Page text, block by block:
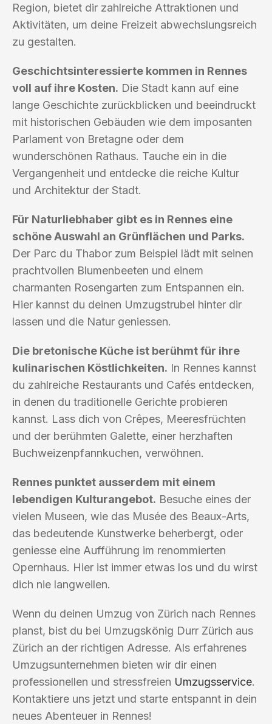
Region, bietet dir zahlreiche Attraktionen und
Aktivitäten, um deine Freizeit abwechslungsreich
zu gestalten.
Geschichtsinteressierte kommen in Rennes
voll auf ihre Kosten. Die Stadt kann auf eine
lange Geschichte zurückblicken und beeindruckt
mit historischen Gebäuden wie dem imposanten
Parlament von Bretagne oder dem
wunderschönen Rathaus. Tauche ein in die
Vergangenheit und entdecke die reiche Kultur
und Architektur der Stadt.
Für Naturliebhaber gibt es in Rennes eine
schöne Auswahl an Grünflächen und Parks.
Der Parc du Thabor zum Beispiel lädt mit seinen
prachtvollen Blumenbeeten und einem
charmanten Rosengarten zum Entspannen ein.
Hier kannst du deinen Umzugstrubel hinter dir
lassen und die Natur geniessen.
Die bretonische Küche ist berühmt für ihre
kulinarischen Köstlichkeiten. In Rennes kannst
du zahlreiche Restaurants und Cafés entdecken,
in denen du traditionelle Gerichte probieren
kannst. Lass dich von Crêpes, Meeresfrüchten
und der berühmten Galette, einer herzhaften
Buchweizenpfannkuchen, verwöhnen.
Rennes punktet ausserdem mit einem
lebendigen Kulturangebot. Besuche eines der
vielen Museen, wie das Musée des Beaux-Arts,
das bedeutende Kunstwerke beherbergt, oder
geniesse eine Aufführung im renommierten
Opernhaus. Hier ist immer etwas los und du wirst
dich nie langweilen.
Wenn du deinen Umzug von Zürich nach Rennes
planst, bist du bei Umzugskönig Durr Zürich aus
Zürich an der richtigen Adresse. Als erfahrenes
Umzugsunternehmen bieten wir dir einen
professionellen und stressfreien Umzugsservice.
Kontaktiere uns jetzt und starte entspannt in dein
neues Abenteuer in Rennes!